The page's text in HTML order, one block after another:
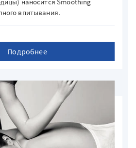
наносится Smoothing
впитывания.
Подробнее